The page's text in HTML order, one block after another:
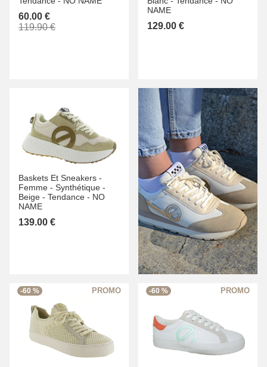
60.00 €
119.90 €
NAME
129.00 €
Baskets Et Sneakers -
Femme - Synthétique -
Beige - Tendance - NO
NAME
139.00 €
-60 % -60 %